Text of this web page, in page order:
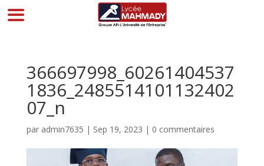
366697998_60261404537
1836_2485514101132402
07_n
par admin7635 | Sep 19, 2023 | 0 commentaires